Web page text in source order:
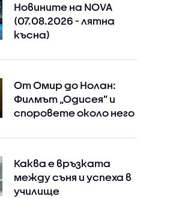
Новините на NOVA
(07.08.2026 - лятна
късна)
От Омир до Нолан:
Филмът „Одисея” и
споровете около него
Каква е връзката
между съня и успеха в
училище